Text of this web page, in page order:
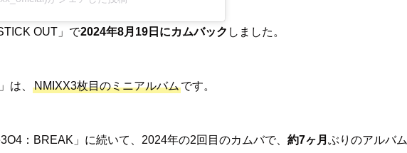
OUT」で2024年8月19日にカムバック しました。
は、 NMIXX3枚目のミニアルバムです。
：BREAK」に続いて、2024年の2回目のカムバで、 約7ヶ月 ぶりのアルバム